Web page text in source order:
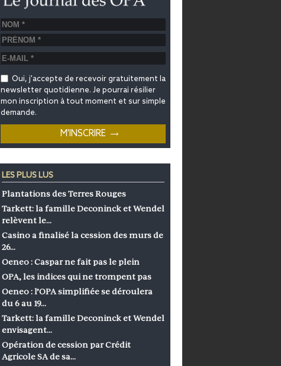
Oui, j'accepte de recevoir gratuitement la
newsletter quotidienne. Je pourrai résilier
mon inscription à tout moment et sur simple
demande.
LES PLUS LUS
Plantations des Terres Rouges
Tarkett: la famille Deconinck et Wendel
relèvent le…
Casino a finalisé la cession des murs de
26…
Oeneo : Caspar ne fait pas le plein
OPA, les indices qui ne trompent pas
Oeneo : l’OPA simplifiée se déroulera
du 6 au 19…
Tarkett: la famille Deconinck et Wendel
envisagent…
Opération de cession par Crédit
Agricole SA de sa…